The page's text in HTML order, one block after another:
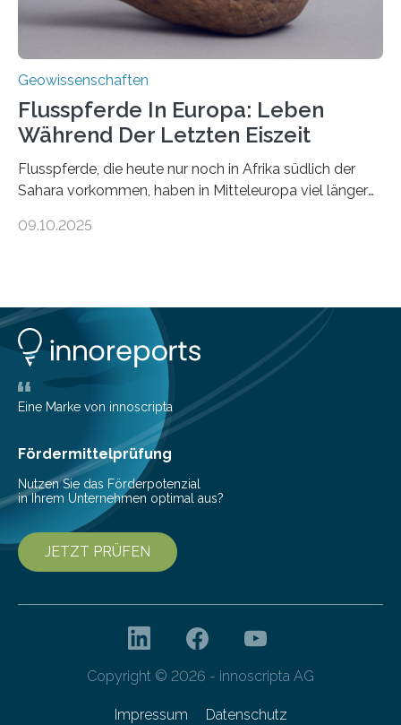
Geowissenschaften
Flusspferde In Europa: Leben
Während Der Letzten Eiszeit
Flusspferde, die heute nur noch in Afrika südlich der
Sahara vorkommen, haben in Mitteleuropa viel länger
Knochenfunden zeigen, dass Flusspferde noch vor
Universität Potsdam und die Reiss-Engelhorn-Museen
Mannheim mit dem Curt-Engelhorn-Zentrum
Archäometrie hat dazu eine Studie im Fachjournal
Current Biology veröffentlicht. Bisher ging man davon
aus, dass gewöhnliche Flusspferde (Hippopotamus
amphibius) in Mitteleuropa vor ungefähr…
09.10.2025
Eine Marke von innoscripta
Fördermittelprüfung
Nutzen Sie das Förderpotenzial
in Ihrem Unternehmen optimal aus?
JETZT PRÜFEN
Copyright © 2026 - innoscripta AG
Impressum Datenschutz